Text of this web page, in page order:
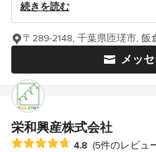
続きを読む
メッ
〒289-2148, 千葉県匝瑳市, 飯
栄和興産株式会社
平均評価：5つ星中 星4.8
4.8 (5件のレビュ